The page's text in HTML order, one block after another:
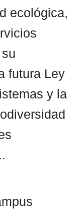
ecológica,
futura Ley
y la